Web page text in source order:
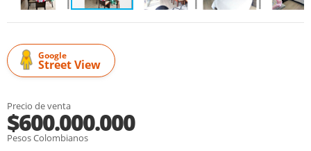
Google
Street View
Precio de venta
$600.000.000
Pesos Colombianos